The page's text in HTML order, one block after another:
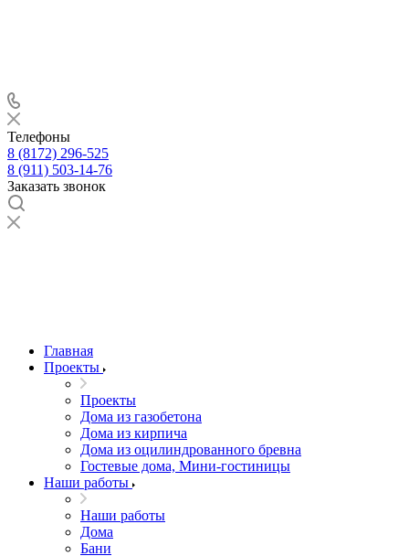
Телефоны
8 (8172) 296-525
8 (911) 503-14-76
Заказать звонок
Главная
Проекты
Проекты
Дома из газобетона
Дома из кирпича
Дома из оцилиндрованного бревна
Гостевые дома, Мини-гостиницы
Наши работы
Наши работы
Дома
Бани